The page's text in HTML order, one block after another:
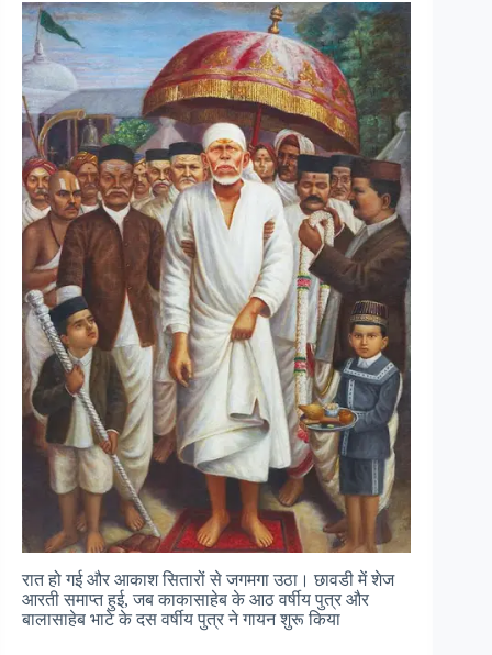
रात हो गई और आकाश सितारों से जगमगा उठा। छावडी में शेज
आरती समाप्त हुई, जब काकासाहेब के आठ वर्षीय पुत्र और
बालासाहेब भाटे के दस वर्षीय पुत्र ने गायन शुरू किया